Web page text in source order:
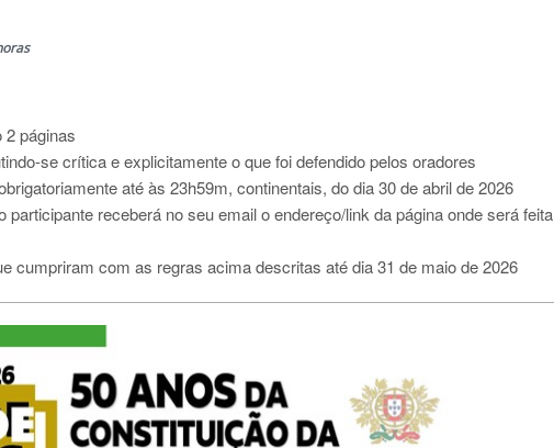
páginas
se crítica e explicitamente o que foi defendido pelos oradores
até às 23h59m, continentais, do dia 30 de abril de 2026
receberá no seu email o endereço/link da página onde será feita
cumpriram com as regras acima descritas até dia 31 de maio de 2026